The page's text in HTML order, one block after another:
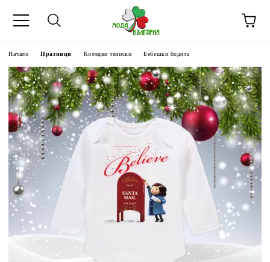
Начало Празници Коледни тениски Бебешки бодита